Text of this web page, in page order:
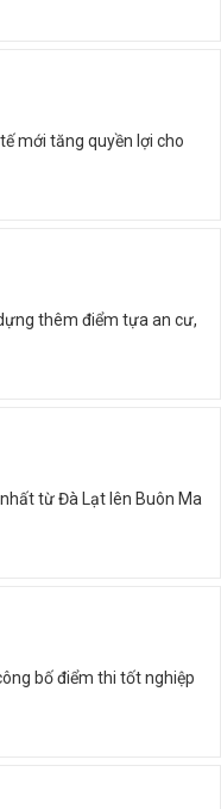
mới tăng quyền lợi cho
thêm điểm tựa an cư,
từ Đà Lạt lên Buôn Ma
bố điểm thi tốt nghiệp